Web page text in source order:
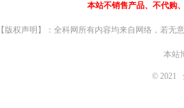
本站不销售产品、不代购
【版权声明】：全科网所有内容均来自网络，若无
本站
© 2021